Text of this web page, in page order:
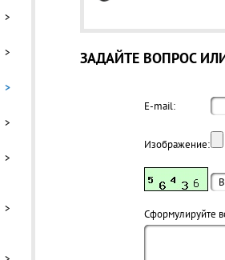
>
>
>
>
>
>
ЗАДАЙТЕ ВОПРОС
E-mail:
Изображение:
Cформулируйте